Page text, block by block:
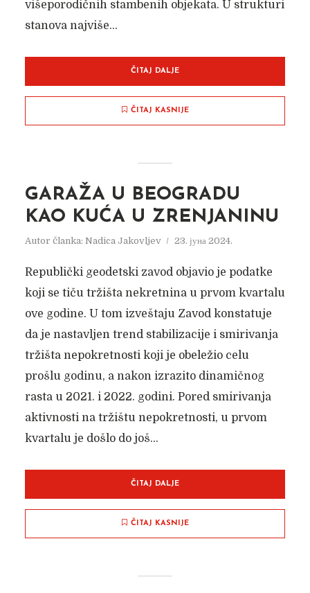
višeporodičnih stambenih objekata. U strukturi
stanova najviše...
ČITAJ DALJE
ČITAJ KASNIJE
GARAŽA U BEOGRADU
KAO KUĆA U ZRENJANINU
Autor članka: Nadica Jakovljev 23. јуна 2024.
Republički geodetski zavod objavio je podatke
koji se tiču tržišta nekretnina u prvom kvartalu
ove godine. U tom izveštaju Zavod konstatuje
da je nastavljen trend stabilizacije i smirivanja
tržišta nepokretnosti koji je obeležio celu
prošlu godinu, a nakon izrazito dinamičnog
rasta u 2021. i 2022. godini. Pored smirivanja
aktivnosti na tržištu nepokretnosti, u prvom
kvartalu je došlo do još...
ČITAJ DALJE
ČITAJ KASNIJE